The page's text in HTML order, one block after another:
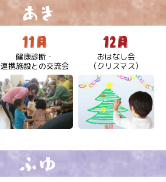
健康診断・
連携施設との交流会
おはなし会
（クリスマス）